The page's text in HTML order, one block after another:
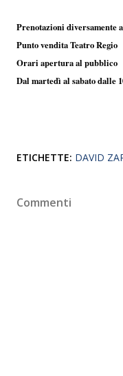
Prenotazioni diversamente
Punto vendita Teatro Regio
Orari apertura al pubblico
Dal martedì al sabato dalle
ETICHETTE: DAVID
Commenti